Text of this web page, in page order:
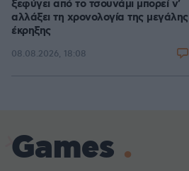
ξεφύγει από το τσουνάμι μπορεί ν'
αλλάξει τη χρονολογία της μεγάλης
έκρηξης
08.08.2026, 18:08
Games